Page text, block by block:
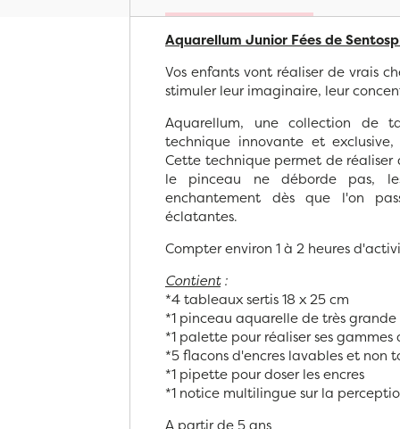
Aquarellum Junior Féesde
Vos enfants vont réaliser de vrais
stimuler leur imaginaire, leur
Aquarellum, une collection de
technique innovante et
Cette technique permet de
le pinceau ne déborde pas,
enchantement dès que l'on
éclatantes.
Compter environ 1 à 2 heures
Contient:
*4 tableaux sertis 18 x 25 cm
*1 pinceau aquarelle de très
*1 palette pour réaliser ses gammes
*5 flacons d'encres lavables et non
*1 pipette pour doser les encres
*1 notice multilingue sur la
A partir de 5 ans